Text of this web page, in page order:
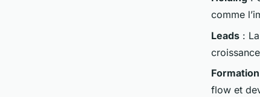
comme
Leads :
flow et